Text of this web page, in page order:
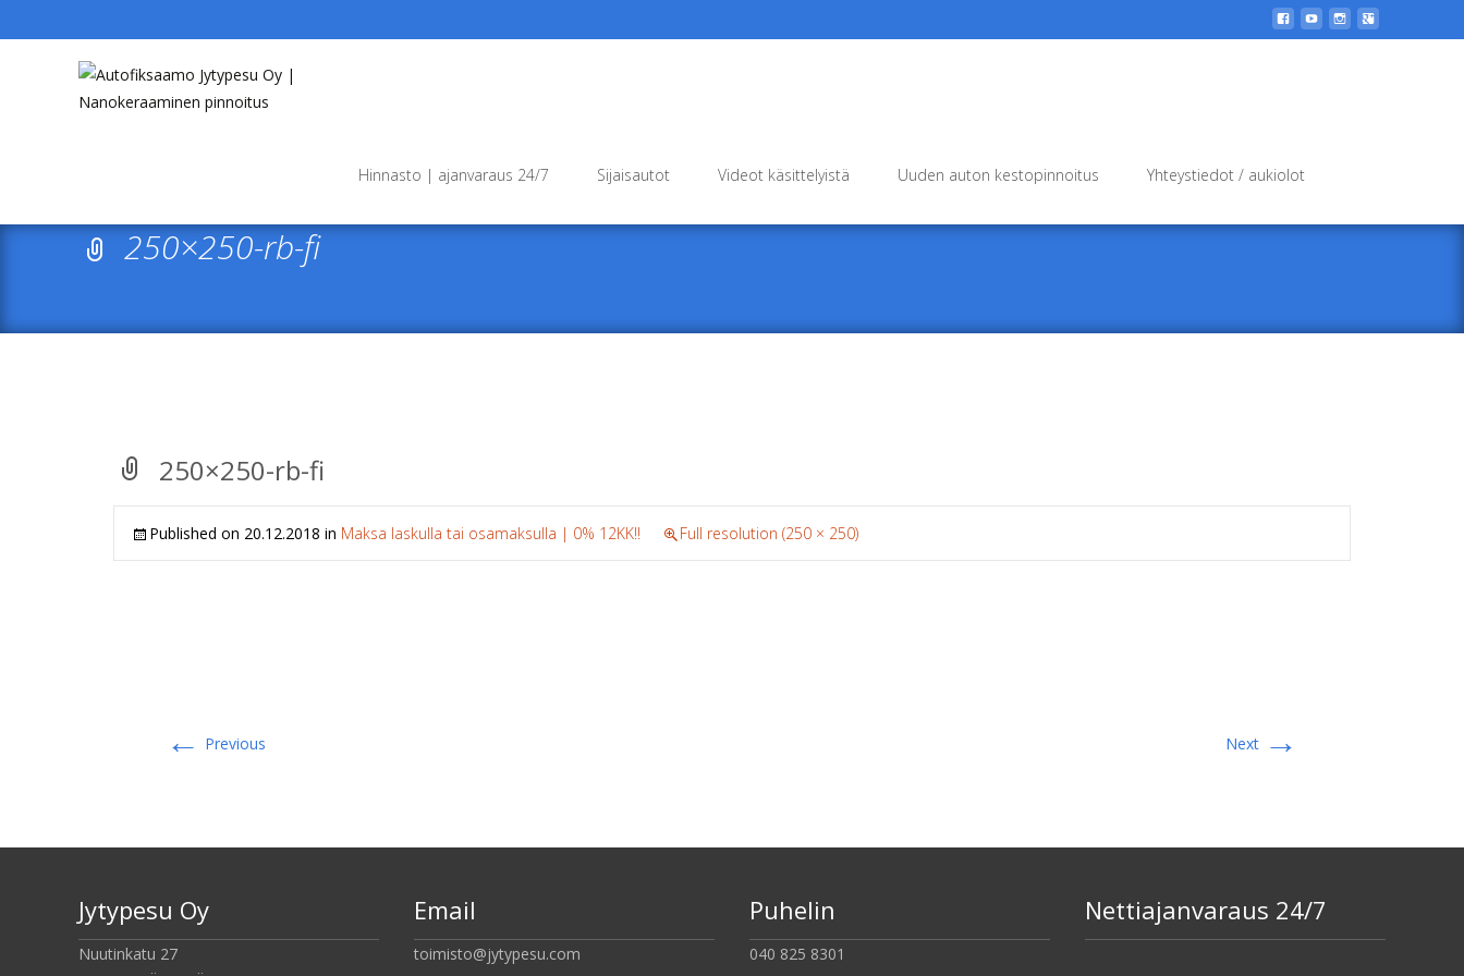
Hinnasto | ajanvaraus 24/7 Sijaisautot Videot käsittelyistä Uuden auton kestopinnoitus Yhteystiedot / aukiolot
250×250-rb-fi
250×250-rb-fi
Published on 20.12.2018 in Maksa laskulla tai osamaksulla | 0% 12KK!! Full resolution (250 × 250)
← Previous Next →
Jytypesu Oy
Nuutinkatu 27
Email
toimisto@jytypesu.com
Puhelin
040 825 8301
Nettiajanvaraus 24/7